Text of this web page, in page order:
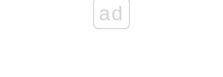
ad